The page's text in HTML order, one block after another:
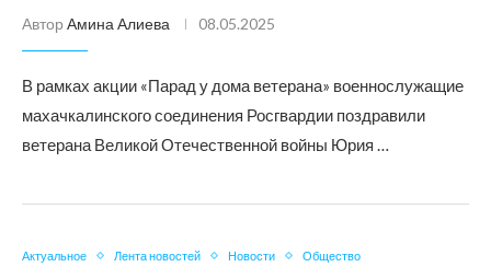
Автор Амина Алиева 08.05.2025
В рамках акции «Парад у дома ветерана» военнослужащие
махачкалинского соединения Росгвардии поздравили
ветерана Великой Отечественной войны Юрия …
Актуальное Лента новостей Новости Общество